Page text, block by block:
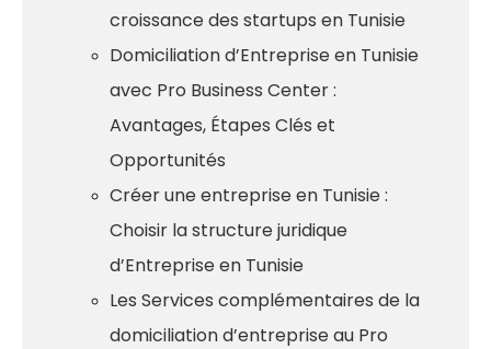
croissance des startups en Tunisie
Domiciliation d’Entreprise en Tunisie
avec Pro Business Center :
Avantages, Étapes Clés et
Opportunités
Créer une entreprise en Tunisie :
Choisir la structure juridique
d’Entreprise en Tunisie
Les Services complémentaires de la
domiciliation d’entreprise au Pro